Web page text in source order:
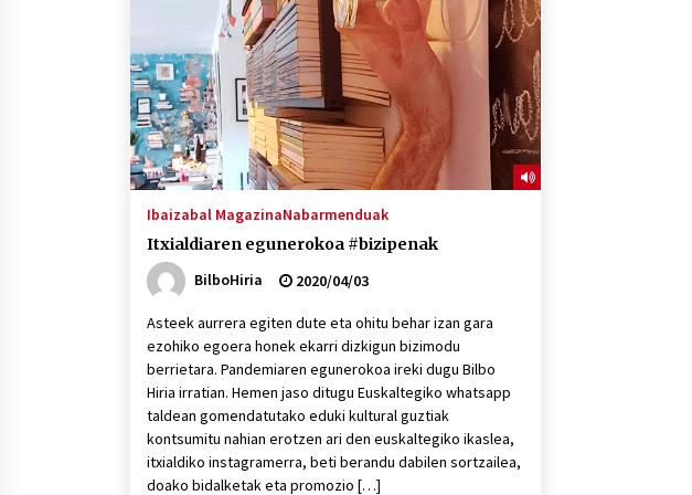
protagonista
2026/07/16
POTTO: San Pedro jaietako bertso-
saioa
2026/07/09
Auritz Iñurrietaren margoak
ikusgai Uribitarte40 aretoan
Ibaizabal MagazinaNabarmenduak
Itxialdiaren egunerokoa #bizipenak
BilboHiria
2020/04/03
Asteek aurrera egiten dute eta ohitu behar izan gara
ezohiko egoera honek ekarri dizkigun bizimodu
berrietara. Pandemiaren egunerokoa ireki dugu Bilbo
Hiria irratian. Hemen jaso ditugu Euskaltegiko whatsapp
taldean gomendatutako eduki kultural guztiak
kontsumitu nahian erotzen ari den euskaltegiko ikaslea,
itxialdiko instagramerra, beti berandu dabilen sortzailea,
doako bidalketak eta promozio […]